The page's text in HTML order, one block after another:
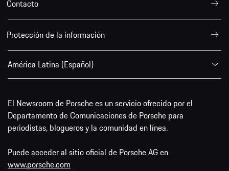
Contacto
Protección de la información
América Latina (Español)
El Newsroom de Porsche es un servicio ofrecido por el
Departamento de Comunicaciones de Porsche para
periodistas, blogueros y la comunidad en línea.
Puede acceder al sitio oficial de Porsche AG en
www.porsche.com